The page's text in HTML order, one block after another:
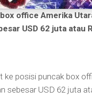
office Amerika
USD 62 juta atau
posisi puncak box
sebesar USD 62 juta